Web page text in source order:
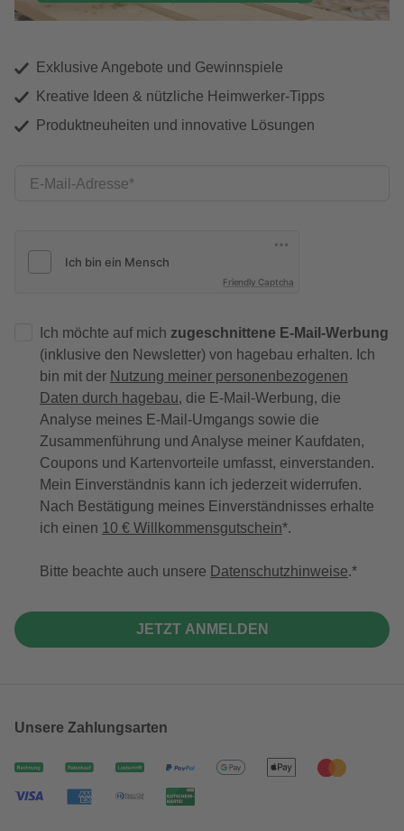
Exklusive Angebote und Gewinnspiele
Kreative Ideen & nützliche Heimwerker-Tipps
Produktneuheiten und innovative Lösungen
E-Mail-Adresse
Friendly Captcha
Ich möchte auf mich zugeschnittene E-Mail-Werbung
(inklusive den Newsletter) von hagebau erhalten. Ich
bin mit der Nutzung meiner personenbezogenen
Daten durch hagebau, die E-Mail-Werbung, die
Analyse meines E-Mail-Umgangs sowie die
Zusammenführung und Analyse meiner Kaufdaten,
Coupons und Kartenvorteile umfasst, einverstanden.
Mein Einverständnis kann ich jederzeit widerrufen.
Nach Bestätigung meines Einverständnisses erhalte
ich einen 10 € Willkommensgutschein*.
Bitte beachte auch unsere Datenschutzhinweise.
JETZT ANMELDEN
Unsere Zahlungsarten